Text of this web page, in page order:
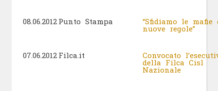
08.06.2012 Punto Stampa “Sfidiamo le mafie
nuove regole”
07.06.2012 Filca.it Convocato
della Filca Cisl
Nazionale